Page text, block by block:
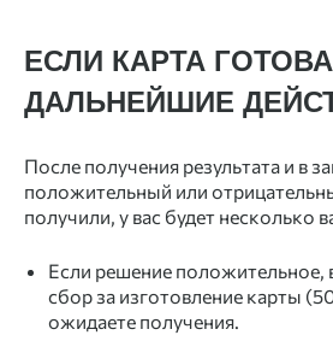
ЕСЛИ КАРТА
ДАЛЬНЕЙШИЕ
После получения результата и в
положительный или
получили, у вас будет несколько
Если решение положительное,
сбор за изготовление карты
ожидаете получения.